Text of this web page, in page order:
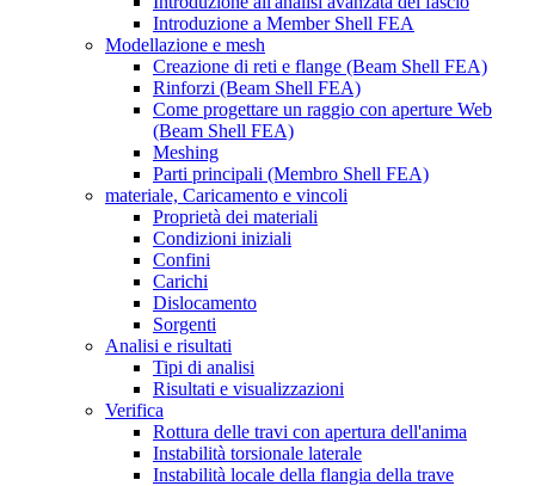
Introduzione a Member Shell FEA
Modellazione e mesh
Creazione di reti e flange (Beam Shell FEA)
Rinforzi (Beam Shell FEA)
Come progettare un raggio con aperture Web
(Beam Shell FEA)
Meshing
Parti principali (Membro Shell FEA)
materiale, Caricamento e vincoli
Proprietà dei materiali
Condizioni iniziali
Confini
Carichi
Dislocamento
Sorgenti
Analisi e risultati
Tipi di analisi
Risultati e visualizzazioni
Verifica
Rottura delle travi con apertura dell'anima
Instabilità torsionale laterale
Instabilità locale della flangia della trave